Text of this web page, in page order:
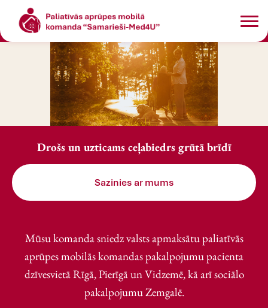
Skip to main content
Drošs un uzticams ceļabiedrs grūtā brīdī
Sazinies ar mums
Mūsu komanda sniedz valsts apmaksātu paliatīvās
aprūpes mobilās komandas pakalpojumu pacienta
dzīvesvietā Rīgā, Pierīgā un Vidzemē, kā arī sociālo
pakalpojumu Zemgalē.